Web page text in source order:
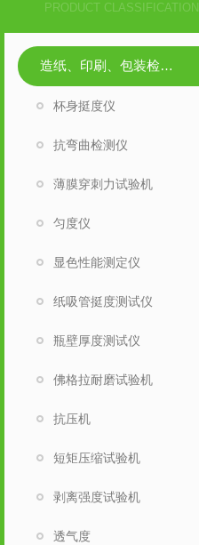
PRODUCT CLASSIFICATION
造纸、印刷、包装检测仪器
杯身挺度仪
抗弯曲检测仪
薄膜穿刺力试验机
匀度仪
显色性能测定仪
纸吸管挺度测试仪
瓶壁厚度测试仪
佛格拉耐磨试验机
抗压机
短矩压缩试验机
剥离强度试验机
透气度